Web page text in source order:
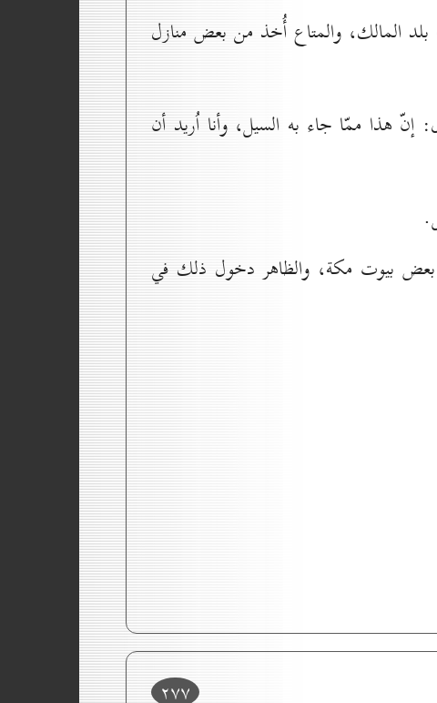
المالك، والمتاع أُخذ من بعض منازل
هذا ممّا جاء به السيل، وأنا اُريد أن
بعض بيوت مكة، والظاهر دخول ذلك في
۲۷۷